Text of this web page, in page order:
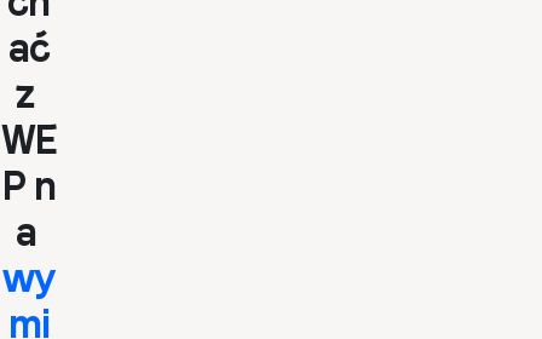
ać
z
WE
P n
a
wy
mi